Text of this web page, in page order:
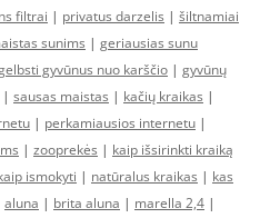
filtrai | privatus darzelis | šiltnamiai
sunims | geriausias sunu
gyvūnus nuo karščio | gyvūnų
| sausas maistas | kačių kraikas |
| perkamiausios internetu |
| zooprekės | kaip išsirinkti kraiką
ismokyti | natūralus kraikas | kas
aluna | brita aluna | marella 2,4 |